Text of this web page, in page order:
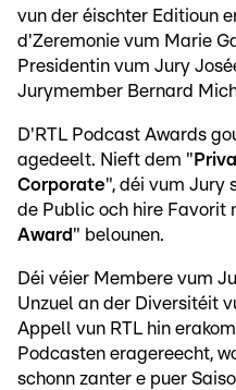
vun der éischter Editioun
d'Zeremonie vum Marie
Presidentin vum Jury
Jurymember Bernard
D'RTL Podcast Awards
agedeelt. Nieft dem "
Corporate", déi vum Jury
de Public och hire Favorit
Award " belounen.
Déi véier Membere vum
Unzuel an der Diversitéit
Appell vun RTL hin
Podcasten eragereecht,
schonn zanter e puer